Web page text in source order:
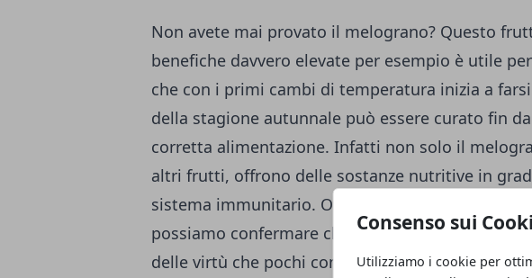
Consenso sui
Utilizziamo i cookie per
Non avete mai provato il melograno? Questo
benefiche davvero elevate per esempio è utile
che con i primi cambi di temperatura inizia a
della stagione autunnale può essere curato fin
corretta alimentazione. Infatti non solo il
altri frutti, offrono delle sostanze nutritive in
sistema immunitario. Ovviamente il primo
possiamo confermare che anche questo frutto di
delle virtù che pochi conoscono. Il melograno è